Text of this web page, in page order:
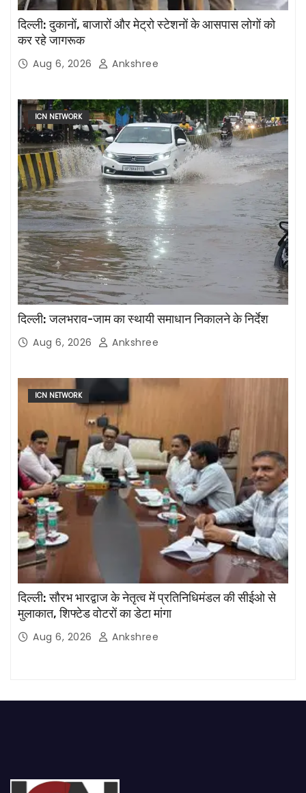
दिल्ली: दुकानों, बाजारों और मेट्रो स्टेशनों के आसपास लोगों को
कर रहे जागरूक
Aug 6, 2026 Ankshree
ICN NETWORK
दिल्ली: जलभराव-जाम का स्थायी समाधान निकालने के निर्देश
Aug 6, 2026 Ankshree
ICN NETWORK
दिल्ली: सौरभ भारद्वाज के नेतृत्व में प्रतिनिधिमंडल की सीईओ से
मुलाकात, शिफ्टेड वोटरों का डेटा मांगा
Aug 6, 2026 Ankshree